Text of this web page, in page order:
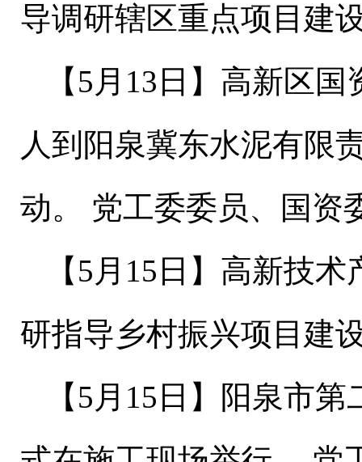
导调研辖区重点项目建
【 5 月 13 日 】 高新区国
人到阳泉冀东水泥有限
动。
党工委委员、国资
【 5 月 15 日 】 高新技术
研指导乡村振兴项目建
【 5 月 15 日 】
阳泉市第